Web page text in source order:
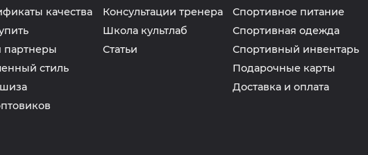
качества
стиль
Консультации тренера
Школа культлаб
Статьи
Спортивное питание
Спортивная одежда
Спортивный инвентарь
Подарочные карты
Доставка и оплата